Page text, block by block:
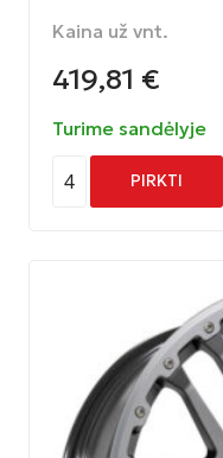
Kaina už vnt.
419,81 €
Turime sandėlyje
4 PIRKTI